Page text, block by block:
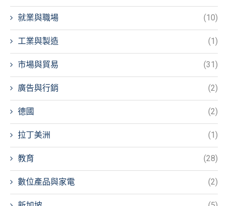
就業與職場 (10)
工業與製造 (1)
市場與貿易 (31)
廣告與行銷 (2)
德國 (2)
拉丁美洲 (1)
教育 (28)
數位產品與家電 (2)